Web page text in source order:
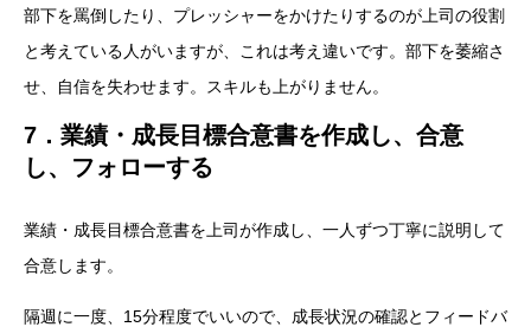
部下を罵倒したり、プレッシャーをかけたりするのが上司の役割
と考えている人がいますが、これは考え違いです。部下を萎縮さ
せ、自信を失わせます。スキルも上がりません。
7．業績・成長目標合意書を作成し、合意
し、フォローする
業績・成長目標合意書を上司が作成し、一人ずつ丁寧に説明して
合意します。
隔週に一度、15分程度でいいので、成長状況の確認とフィードバ